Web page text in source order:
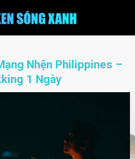
Nhện Philippines –
1 Ngày